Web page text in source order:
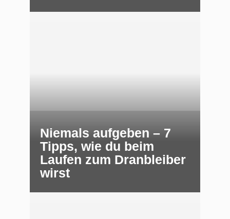
Niemals aufgeben – 7
Tipps, wie du beim
Laufen zum Dranbleiber
wirst